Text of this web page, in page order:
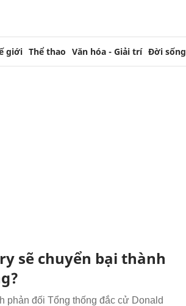
giới Thể thao Văn hóa - Giải trí Đời sống
sẽ chuyển bại thành
phản đối Tổng thống đắc cử Donald